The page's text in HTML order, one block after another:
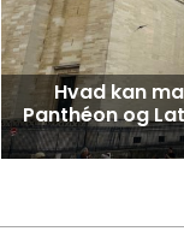
Hvad kan
Panthéon og